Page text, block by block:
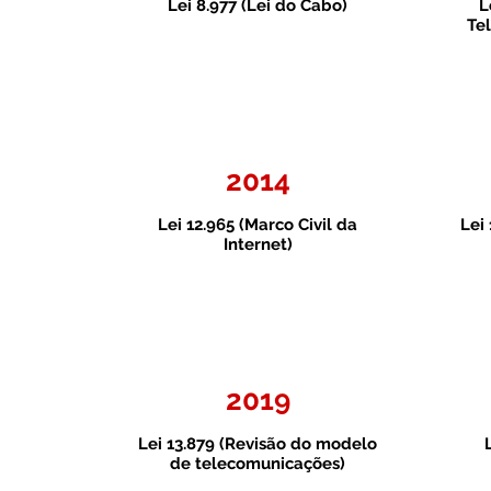
Lei 8.977 (Lei do Cabo)
2014
Lei 12.965 (Marco Civil da
Internet)
Lei
2019
Lei 13.879 (Revisão do modelo
de telecomunicações)